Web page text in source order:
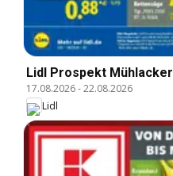
Lidl Prospekt Mühlacker
17.08.2026-22.08.2026
Lidl